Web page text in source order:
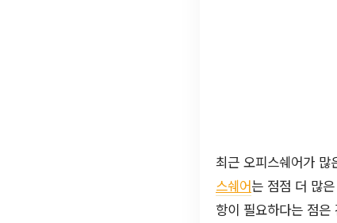
최근 오피스쉐어가
스쉐어는 점점 더 많
항이 필요하다는 점